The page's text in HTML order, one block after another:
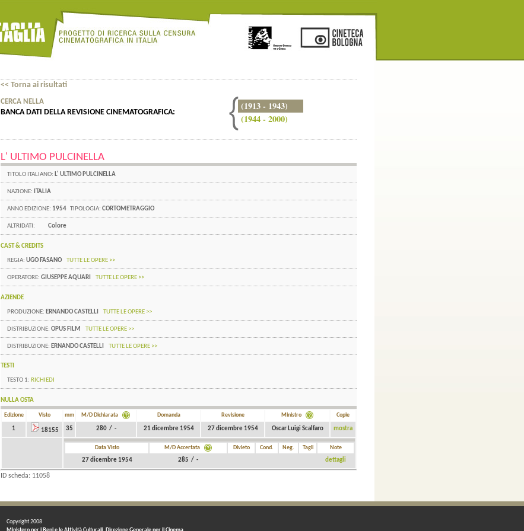
<< Torna ai risultati
CERCA NELLA
BANCA DATI DELLA REVISIONE CINEMATOGRAFICA:
(1913 - 1943)
(1944 - 2000)
L' ULTIMO PULCINELLA
TITOLO ITALIANO: L' ULTIMO PULCINELLA
NAZIONE: ITALIA
ANNO EDIZIONE: 1954 TIPOLOGIA:CORTOMETRAGGIO
ALTRIDATI: Colore
CAST & CREDITS
REGIA:UGO FASANO TUTTE LE OPERE >>
OPERATORE:GIUSEPPE AQUARI TUTTE LE OPERE >>
AZIENDE
PRODUZIONE: ERNANDO CASTELLI TUTTE LE OPERE >>
DISTRIBUZIONE:OPUS FILM TUTTE LE OPERE >>
DISTRIBUZIONE: ERNANDO CASTELLI TUTTE LE OPERE >>
TESTI
TESTO 1: RICHIEDI
NULLA OSTA
Edizione Visto mm M/D Dichiarata Domanda Revisione Ministro Copie
1 18155 35 280 / - 21 dicembre 1954 27 dicembre 1954 Oscar Luigi Scalfaro mostra
Data Visto M/D Accertata Divieto Cond. Neg. Tagli
Note
27 dicembre 1954
285 / - dettagli
ID scheda: 11058
Copyright 2008